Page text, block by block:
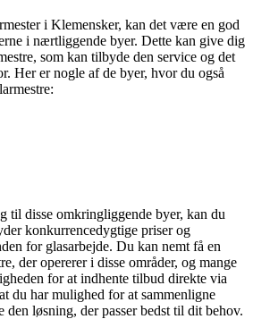
i Klemensker, kan det være en god
i nærtliggende byer. Dette kan give dig
som kan tilbyde den service og det
Her er nogle af de byer, hvor du også
til disse omkringliggende byer, kan du
konkurrencedygtige priser og
for glasarbejde. Du kan nemt få en
der opererer i disse områder, og mange
for at indhente tilbud direkte via
du har mulighed for at sammenligne
løsning, der passer bedst til dit behov.